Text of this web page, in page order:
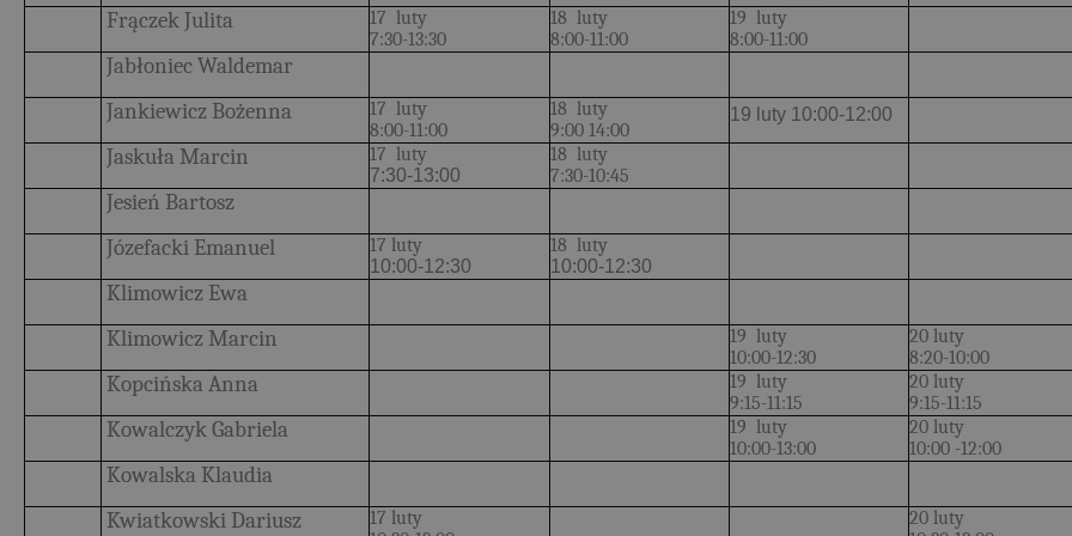
Frączek Julita
17 luty
7:30-13:30
18 luty
8:00-11:00
19 luty
8:00-11:00
Jabłoniec Waldemar
Jankiewicz Bożenna
17 luty
8:00-11:00
18 luty
9:00 14:00
19 luty 10:00-12:00
Jaskuła Marcin 17 luty
7:30-13:00
18 luty
7:30-10:45
Jesień Bartosz
Józefacki Emanuel
17 luty
10:00-12:30
18 luty
10:00-12:30
Klimowicz Ewa
Klimowicz Marcin
19 luty
10:00-12:30
20 luty
8:20-10:00
Kopcińska Anna
19 luty
9:15-11:15
20 luty
9:15-11:15
Kowalczyk Gabriela
19 luty
10:00-13:00
20 luty
10:00 -12:00
Kowalska Klaudia
Kwiatkowski Dariusz
17 luty
20 luty